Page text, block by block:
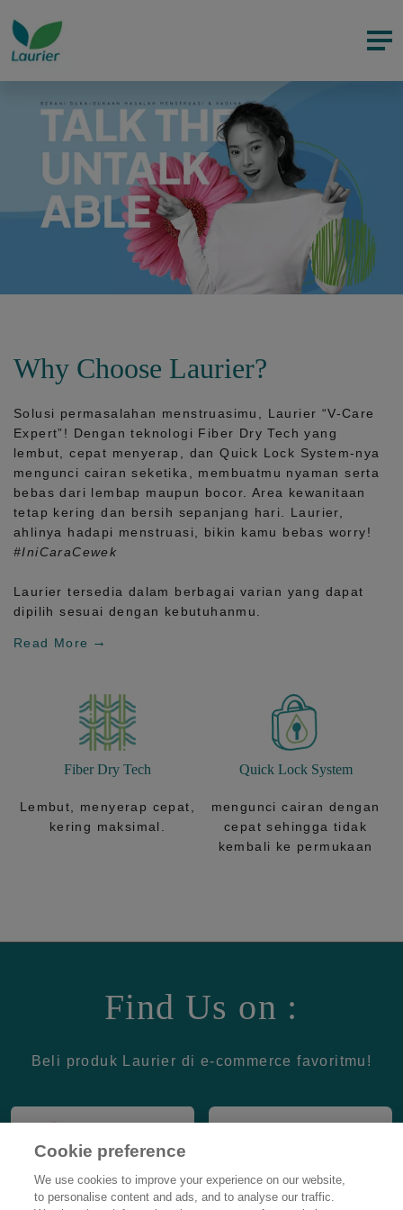
Why Choose Laurier?
Solusi permasalahan menstruasimu, Laurier “V-Care
Expert”! Dengan teknologi Fiber Dry Tech yang
lembut, cepat menyerap, danQuick Lock System-nya
mengunci cairan seketika, membuatmu nyaman serta
bebas dari lembap maupun bocor. Area kewanitaan
tetap kering dan bersih sepanjang hari.
Laurier,
ahlinya hadapi menstruasi, bikin kamu bebas worry!
#IniCaraCewek
Laurier tersedia dalam berbagai varian yang dapat
dipilih sesuai dengan kebutuhanmu.
Read More
Fiber Dry Tech
Lembut, menyerap cepat,
kering maksimal.
Quick Lock System
mengunci cairan dengan
cepat sehingga tidak
kembali ke permukaan
Find Us on :
Beli produk Laurier di e-commerce favoritmu!
Cookie preference
We use cookies to improve your experience on our website,
to personalise content and ads, and to analyse our traffic.